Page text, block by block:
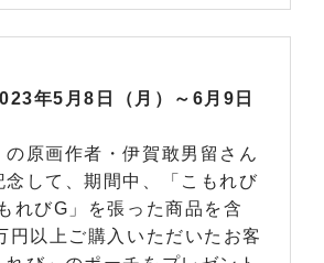
年5月8日（月）～6月9日
の原画作者・伊賀敢男留さん
念して、期間中、「こもれび
れびG」を張った商品を含
円以上ご購入いただいたお客